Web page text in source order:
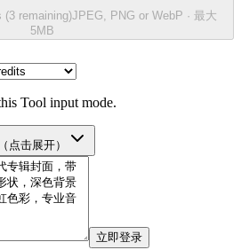
(3remaining)JPEG, PNG or WebP · 最大
5MB
Tool input mode.
（点击展开）
立即登录